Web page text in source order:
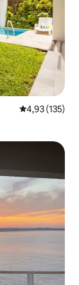
Gemiddelde
4,93 (135)